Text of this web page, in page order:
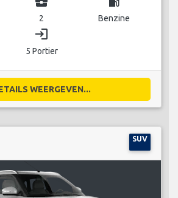
2 Benzine
login
5 Portier
WEERGEVEN...
SUV